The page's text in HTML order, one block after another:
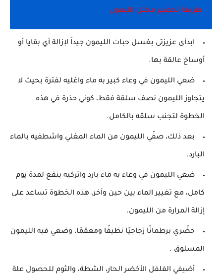
طريقة تحضير مخلل الليمون
ابدأى عزيزتى بغسل حبات الليمون جيداً لإزالة أي بقايا أو
أوساخ عالقة بها.
ضعي الليمون في وعاء كبير به ماء واغليه لفترة بحيث لا
يتجاوز الليمون نصف سلقة فقط، كوني حذرة في هذه
الخطوة لتجنب سلقه بالكامل.
بعد ذلك، صفّي الليمون من الماء المغلي واشطفيه بالماء
البارد.
ضعي الليمون في وعاء به ماء بارد واتركيه ينقع لمدة يوم
كامل، مع تغيير الماء بين حين وآخر، هذه الخطوة تساعد على
إزالة المرارة من الليمون.
حضّري برطمانًا زجاجيًا نظيفًا ومعقمًا، وضعي فيه الليمون
المسلوق .
أضيفي الفلفل الأخضر الحار، الشطة، والثوم للحصول علة